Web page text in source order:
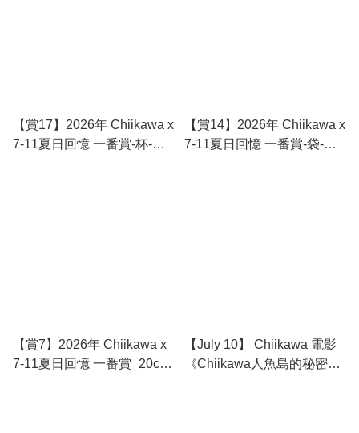
【賞17】2026年 Chiikawa x
7-11夏日回憶 一番賞-杯-小
【賞14】2026年 Chiikawa x
7-11夏日回憶 一番賞-袋-兔
【賞7】2026年 Chiikawa x
7-11夏日回憶 一番賞_20cm
【July 10】 Chiikawa 電影
《Chiikawa人魚島的秘密》